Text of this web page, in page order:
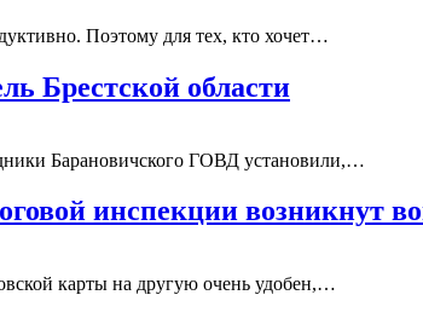
Поэтому для тех, кто хочет…
Брестской области
Барановичского ГОВД установили,…
инспекции возникнут
карты на другую очень удобен,…